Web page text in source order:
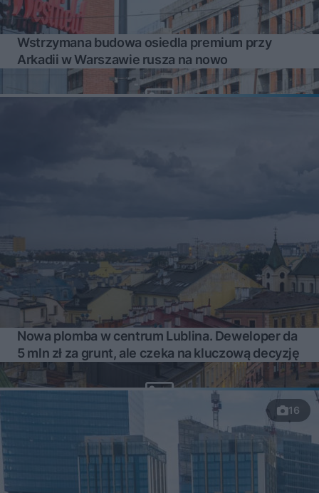
Wstrzymana budowa osiedla premium przy
Arkadii w Warszawie rusza na nowo
Nowa plomba w centrum Lublina. Deweloper da
5 mln zł za grunt, ale czeka na kluczową decyzję
16